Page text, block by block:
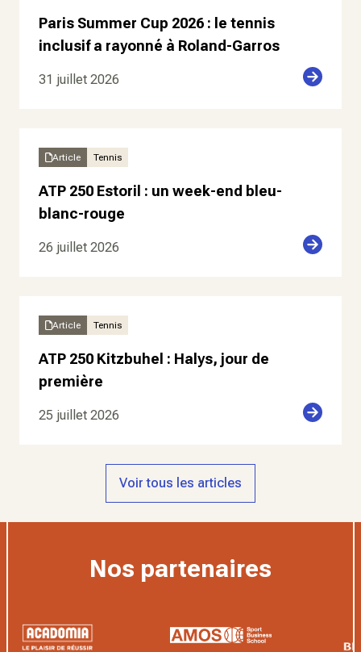
Paris Summer Cup 2026 : le tennis
inclusif a rayonné à Roland-Garros
31 juillet 2026
Article Tennis
ATP 250 Estoril : un week-end bleu-
blanc-rouge
26 juillet 2026
Article Tennis
ATP 250 Kitzbuhel : Halys, jour de
première
25 juillet 2026
Voir tous les articles
Nos partenaires